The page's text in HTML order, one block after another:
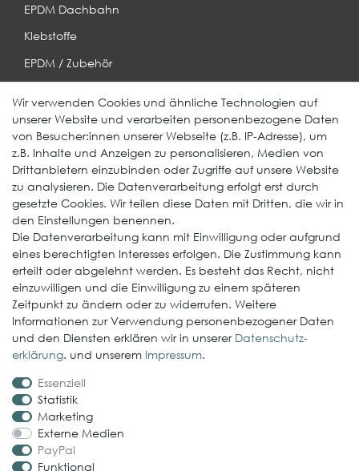
EPDM Dachbahn
Klebstoffe
EPDM / Zubehör
Weitere Produkte
EcoDach EPDM
ElastoGround EPDM Streifen
Multi-Fix Solarhalter
Service
Gewerbekunde werden
Versand & Zahlungsbedingungen
Kontaktformular
Probleme bei der Bestellung?
Rechtliches
Impressum
AGB
Datenschutzerklärung
Wir verwenden Cookies und ähnliche Technologien auf
unserer Website und verarbeiten personenbezogene Daten
von Besucher:innen unserer Webseite (z.B. IP-Adresse), um
z.B. Inhalte und Anzeigen zu personalisieren, Medien von
Drittanbietern einzubinden oder Zugriffe auf unsere Website
zu analysieren. Die Datenverarbeitung erfolgt erst durch
gesetzte Cookies. Wir teilen diese Daten mit Dritten, die wir in
den Einstellungen benennen.
Die Datenverarbeitung kann mit Einwilligung oder aufgrund
eines berechtigten Interesses erfolgen. Die Zustimmung kann
erteilt oder abgelehnt werden. Es besteht das Recht, nicht
einzuwilligen und die Einwilligung zu einem späteren
Zeitpunkt zu ändern oder zu widerrufen. Weitere
Informationen zur Verwendung personenbezogener Daten
und den Diensten erklären wir in unserer Daten­schutz­
erklärung. und unserem Impressum.
Essenziell
Statistik
Marketing
Externe Medien
PayPal
Funktional